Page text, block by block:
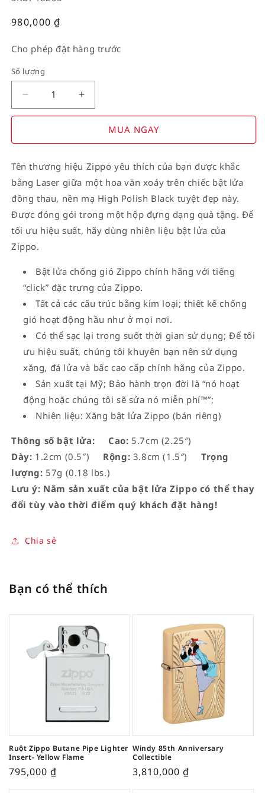
Giá
980,000₫
Cho phép đặt hàng trước
Số lượng
Decrease
quantity
American
on
Flag
Increase
quantity
American
on
Flag
MUA NGAY
Tên thương hiệu Zippo yêu thích của bạn được khắc
bằng Laser giữa một hoa văn xoáy trên chiếc bật lửa
đồng thau, nền mạ High Polish Black tuyệt đẹp này.
Được đóng gói trong một hộp đựng dạng quà tặng. Để
tối ưu hiệu suất, hãy dùng nhiên liệu bật lửa của
Zippo.
Bật lửa chống gió Zippo chính hãng với tiếng
“click” đặc trưng của Zippo.
Tất cả các cấu trúc bằng kim loại; thiết kế chống
gió hoạt động hầu như ở mọi nơi.
Có thể sạc lại trong suốt thời gian sử dụng; Để tối
ưu hiệu suất, chúng tôi khuyên bạn nên sử dụng
xăng, đá lửa và bấc cao cấp chính hãng của Zippo.
Sản xuất tại Mỹ; Bảo hành trọn đời là “nó hoạt
động hoặc chúng tôi sẽ sửa nó miễn phí™”;
Nhiên liệu: Xăng bật lửa Zippo (bán riêng)
Thông số bật lửa: Cao: 5.7cm (2.25″)
Dày: 1.2cm (0.5″) Rộng: 3.8cm (1.5″)
Trọng
lượng: 57g (0.18 lbs.)
Lưu ý: Năm sản xuất của bật lửa Zippo có thể thay
đổi tùy vào thời điểm quý khách đặt hàng!
Chia sẻ
Bạn có thể thích
Ruột Zippo Butane Pipe Lighter
Insert- Yellow Flame
795,000 ₫
Windy 85th Anniversary
Collectible
3,810,000 ₫